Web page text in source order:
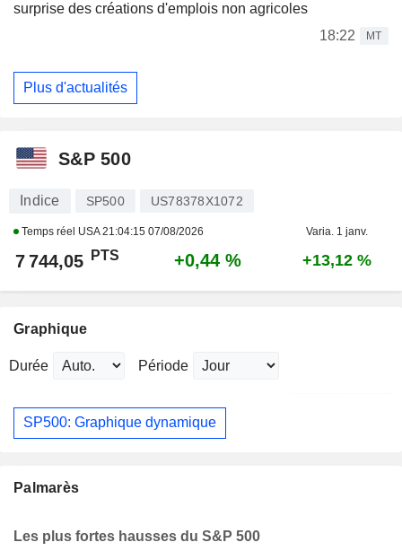
surprise des créations d'emplois non agricoles
18:22
MT
Plus d'actualités
S&P 500
Indice SP500 US78378X1072
Temps réel USA21:04:15 07/08/2026 Varia. 1 janv.
7 744,05 PTS +0,44 % +13,12 %
Graphique
Durée Période
SP500: Graphique dynamique
Palmarès
Les plus fortes hausses du S&P 500